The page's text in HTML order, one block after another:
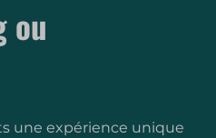
ou
une expérience unique